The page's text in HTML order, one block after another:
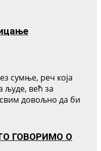
сумње, реч која
људе, већ за
довољно да би
ГОВОРИМО О